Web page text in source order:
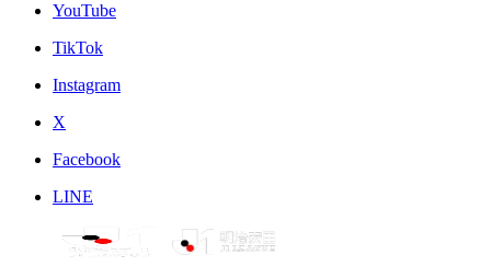
YouTube
TikTok
Instagram
X
Facebook
LINE